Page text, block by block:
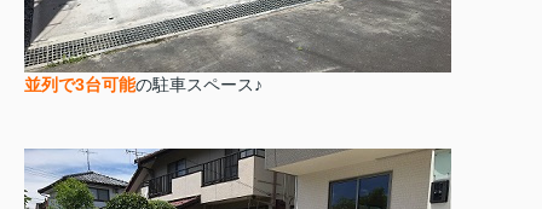
並列で3台可能の駐車スペース♪